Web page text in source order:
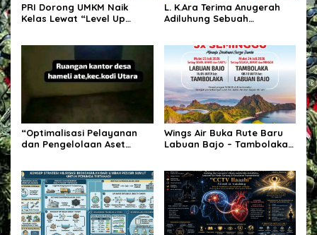
PRI Dorong UMKM Naik
Kelas Lewat “Level Up
L. K.Ara Terima Anugerah
Adiluhung Sebuah
Bangsa
“Optimalisasi Pelayanan
dan Pengelolaan Aset
Wings Air Buka Rute Baru
Labuan Bajo – Tambolaka 3
BAJO.